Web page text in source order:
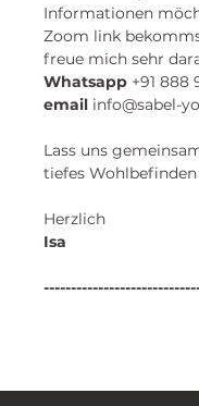
Informationen
Zoom link
freue mich sehr
​Whatsapp +91 888
email info@sabel-
Lass uns
tiefes
Herzlich
Isa